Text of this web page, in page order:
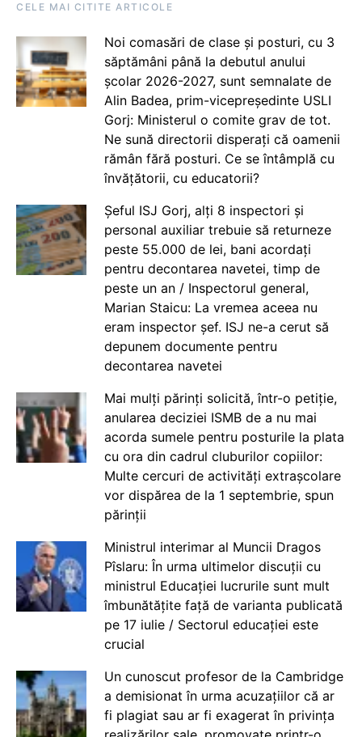
CELE MAI CITITE ARTICOLE
Noi comasări de clase și posturi, cu 3
săptămâni până la debutul anului
școlar 2026-2027, sunt semnalate de
Alin Badea, prim-vicepreședinte USLI
Gorj: Ministerul o comite grav de tot.
Ne sună directorii disperați că oamenii
rămân fără posturi. Ce se întâmplă cu
învățătorii, cu educatorii?
Șeful ISJ Gorj, alți 8 inspectori și
personal auxiliar trebuie să returneze
peste 55.000 de lei, bani acordați
pentru decontarea navetei, timp de
peste un an / Inspectorul general,
Marian Staicu: La vremea aceea nu
eram inspector șef. ISJ ne-a cerut să
depunem documente pentru
decontarea navetei
Mai mulți părinți solicită, într-o petiție,
anularea deciziei ISMB de a nu mai
acorda sumele pentru posturile la plata
cu ora din cadrul cluburilor copiilor:
Multe cercuri de activități extrașcolare
vor dispărea de la 1 septembrie, spun
părinții
Ministrul interimar al Muncii Dragos
Pîslaru: În urma ultimelor discuții cu
ministrul Educației lucrurile sunt mult
îmbunătățite față de varianta publicată
pe 17 iulie / Sectorul educației este
crucial
Un cunoscut profesor de la Cambridge
a demisionat în urma acuzațiilor că ar
fi plagiat sau ar fi exagerat în privința